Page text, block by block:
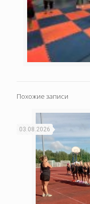
Похожие записи
03.08.2026